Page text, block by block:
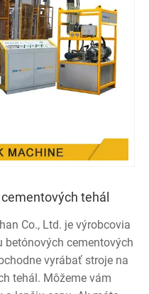
tehál
Co., Ltd. je výrobcovia
betónových cementových
vyrábať stroje na
tehál. Môžeme vám